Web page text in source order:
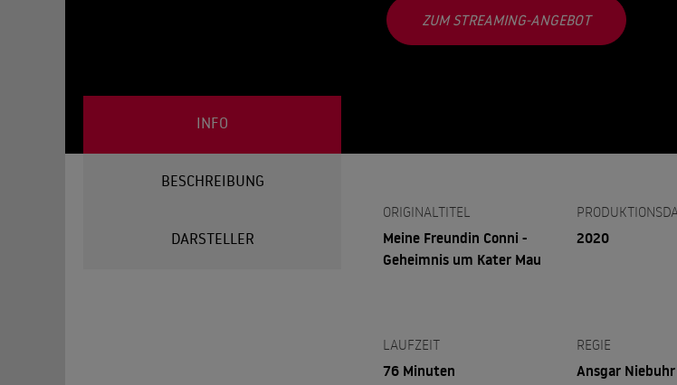
ZUM STREAMING-ANGEBOT
INFO
BESCHREIBUNG
DARSTELLER
ORIGINALTITEL
Meine Freundin Conni -
Geheimnis um Kater Mau
2020
LAUFZEIT
76 Minuten
REGIE
Ansgar Niebuhr